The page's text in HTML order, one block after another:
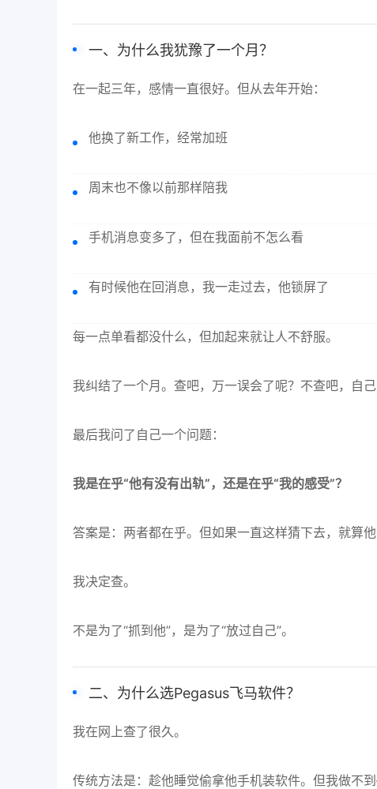
一、为什么我犹豫了一个月？
在一起三年，感情一直很好。但从去年开始：
他换了新工作，经常加班
周末也不像以前那样陪我
手机消息变多了，但在我面前不怎么看
有时候他在回消息，我一走过去，他锁屏了
每一点单看都没什么，但加起来就让人不舒服。
我纠结了一个月。查吧，万一误会了呢？不查吧，自己
最后我问了自己一个问题：
我是在乎“他有没有出轨”，还是在乎“我的感受”？
答案是：两者都在乎。但如果一直这样猜下去，就算他
我决定查。
不是为了“抓到他”，是为了“放过自己”。
二、为什么选Pegasus飞马软件？
我在网上查了很久。
传统方法是：趁他睡觉偷拿他手机装软件。但我做不